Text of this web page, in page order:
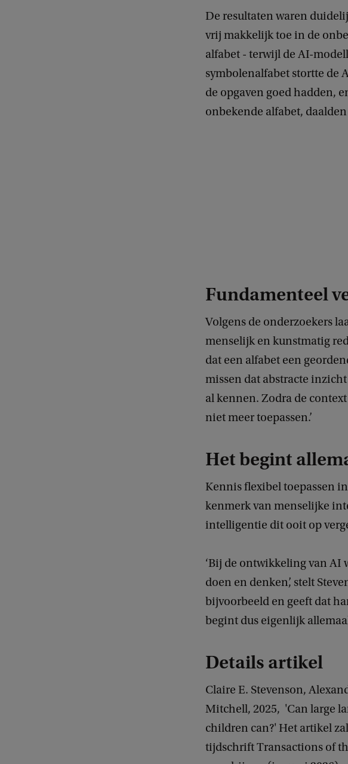
De resultaten waren
vrij makkelijk toe in de
alfabet - terwijl de AI-
symbolenalfabet stortte de
de opgaven goed hadden,
onbekende alfabet,
Fundamenteel
Volgens de onderzoekers
menselijk en kunstmatig
dat een alfabet een
missen dat abstracte
al kennen. Zodra de
niet meer toepassen.’
Het begint
Kennis flexibel toepassen
kenmerk van menselijke
intelligentie dit ooit op
‘Bij de ontwikkeling van AI
doen en denken’, stelt
bijvoorbeeld en geeft dat
begint dus eigenlijk
Details artikel
Claire E. Stevenson,
Mitchell, 2025, 'Can large
children can?' Het artikel
tijdschrift Transactions of